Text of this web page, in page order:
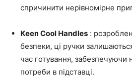
спричинити нерівномірне
Кееп Cool Handles :
безпеки, ці ручки
час готування, забезпечуючи
потреби в підставці.